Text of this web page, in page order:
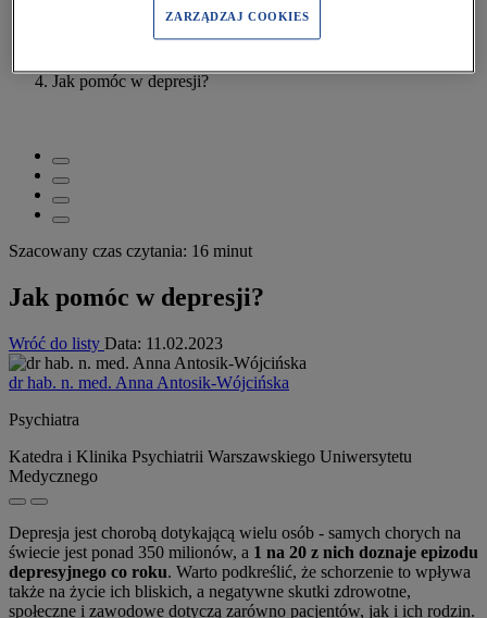
>
Jak pomóc w depresji?
Szacowany czas czytania: 16 minut
Jak pomóc w depresji?
Wróć do listy Data: 11.02.2023
dr hab. n. med. Anna Antosik-Wójcińska
Psychiatra
Katedra i Klinika Psychiatrii Warszawskiego Uniwersytetu
Medycznego
Depresja jest chorobą dotykającą wielu osób - samych chorych na
świecie jest ponad 350 milionów, a 1 na 20 z nich doznaje epizodu
depresyjnego co roku. Warto podkreślić, że schorzenie to wpływa
także na życie ich bliskich, a negatywne skutki zdrowotne,
społeczne i zawodowe dotyczą zarówno pacjentów, jak i ich rodzin.
ZARZĄDZAJ COOKIES